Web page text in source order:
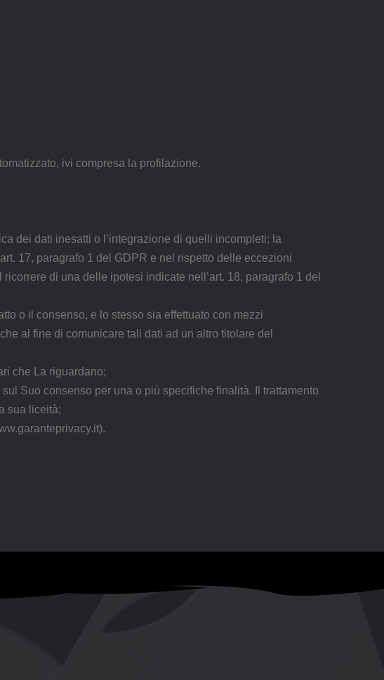
ivi compresa la profilazione.
dei dati inesatti o l’integrazione di quelli incompleti; la
17, paragrafo 1 del GDPR e nel rispetto delle eccezioni
di una delle ipotesi indicate nell’art. 18, paragrafo 1 del
o il consenso, e lo stesso sia effettuato con mezzi
al fine di comunicare tali dati ad un altro titolare del
che La riguardano;
Suo consenso per una o più specifiche finalità. Il trattamento
sua liceità;